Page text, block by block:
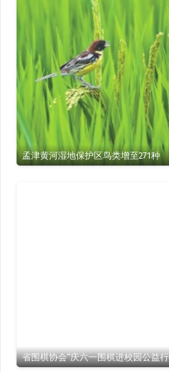
孟津黄河湿地保护区鸟类增至271种